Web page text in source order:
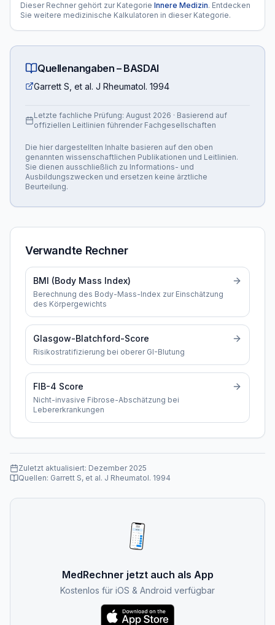
Dieser Rechner gehört zur Kategorie Innere Medizin. Entdecken
Sie weitere medizinische Kalkulatoren in dieser Kategorie.
Quellenangaben – BASDAI
Garrett S, et al. J Rheumatol. 1994
Letzte fachliche Prüfung: August 2026 · Basierend auf
offiziellen Leitlinien führender Fachgesellschaften
Die hier dargestellten Inhalte basieren auf den oben
genannten wissenschaftlichen Publikationen und Leitlinien.
Sie dienen ausschließlich zu Informations- und
Ausbildungszwecken und ersetzen keine ärztliche
Beurteilung.
Verwandte Rechner
BMI (Body Mass Index)
Berechnung des Body-Mass-Index zur Einschätzung
des Körpergewichts
Glasgow-Blatchford-Score
Risikostratifizierung bei oberer GI-Blutung
FIB-4 Score
Nicht-invasive Fibrose-Abschätzung bei
Lebererkrankungen
Zuletzt aktualisiert: Dezember 2025
Quellen: Garrett S, et al. J Rheumatol. 1994
MedRechner jetzt auch als App
Kostenlos für iOS & Android verfügbar